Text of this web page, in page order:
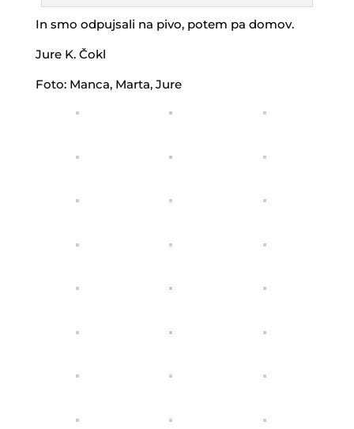
In smo odpujsali na pivo, potem pa domov.
Jure K. Čokl
Foto: Manca, Marta, Jure